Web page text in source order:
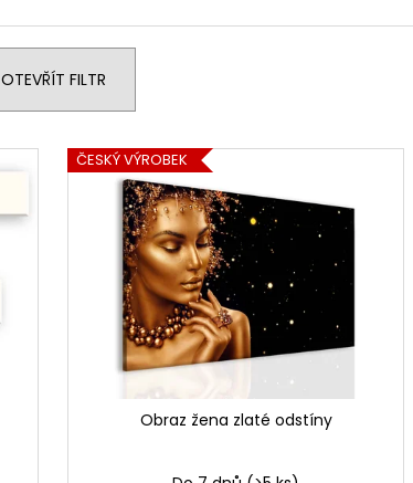
OTEVŘÍT FILTR
ČESKÝ VÝROBEK
Obraz žena zlaté odstíny